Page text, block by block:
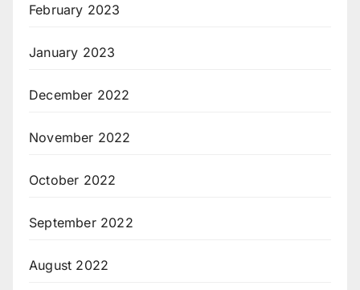
February 2023
January 2023
December 2022
November 2022
October 2022
September 2022
August 2022